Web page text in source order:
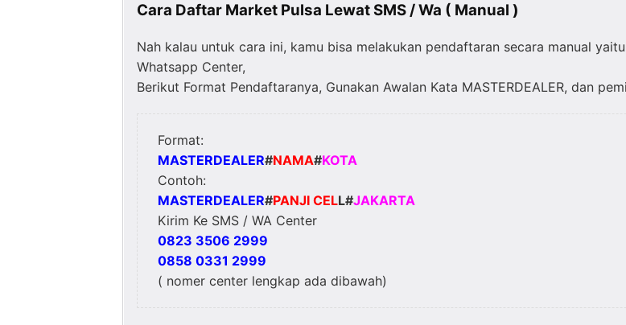
Cara Daftar Market Pulsa Lewat SMS / Wa ( Manual )
Nah kalau untuk cara ini, kamu bisa melakukan pendaftaran secara manual
Whatsapp Center,
Berikut Format Pendaftaranya, Gunakan Awalan Kata MASTERDEALER, dan
Format:
MASTERDEALER#NAMA#KOTA
Contoh:
MASTERDEALER#PANJI CELL#JAKARTA
Kirim Ke SMS / WA Center
0823 3506 2999
0858 0331 2999
( nomer center lengkap ada dibawah)